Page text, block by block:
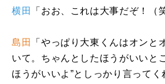
横田 「おお、これは大事だぞ！（
島田
「やっぱり大東くんはオンと
いて。ちゃんとしたほうがいいと
ほうがいいよ”としっかり言って